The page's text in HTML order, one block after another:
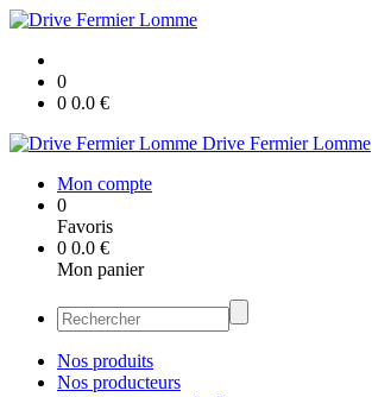
0
0 0.0 €
Drive Fermier Lomme
Mon compte
0
Favoris
0 0.0 €
Mon panier
Nos produits
Nos producteurs